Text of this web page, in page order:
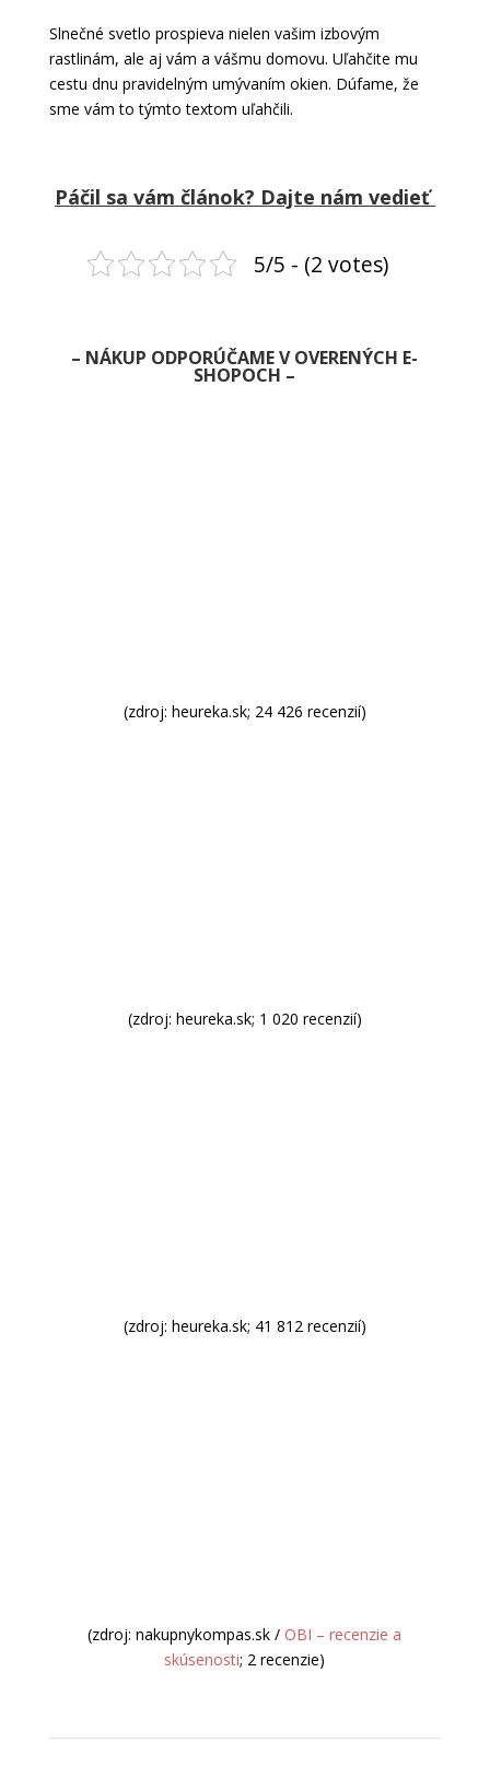
Slnečné svetlo prospieva nielen vašim izbovým
rastlinám, ale aj vám a vášmu domovu. Uľahčite mu
cestu dnu pravidelným umývaním okien. Dúfame, že
sme vám to týmto textom uľahčili.
Páčil sa vám článok? Dajte nám vedieť
5/5 - (2 votes)
– NÁKUP ODPORÚČAME V OVERENÝCH E-
SHOPOCH –
(zdroj: heureka.sk; 24 426 recenzií)
(zdroj: heureka.sk; 1 020 recenzií)
(zdroj: heureka.sk; 41 812 recenzií)
(zdroj: nakupnykompas.sk / OBI – recenzie a
skúsenosti; 2 recenzie)